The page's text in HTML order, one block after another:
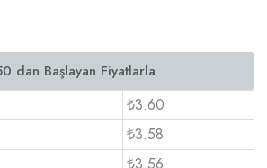
₺3.60
₺3.58